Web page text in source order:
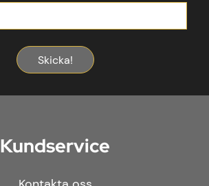
Skicka!
Kundservice